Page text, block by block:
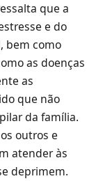
que a
e do
bem como
as doenças
as
que não
da família.
outros e
atender às
deprimem.